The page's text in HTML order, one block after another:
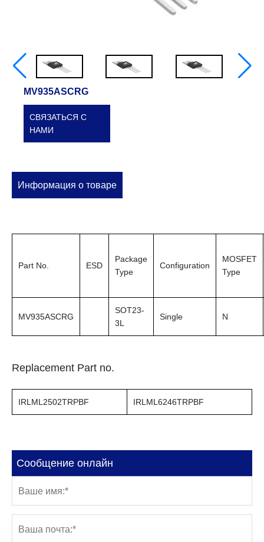
MV935ASCRG
СВЯЗАТЬСЯ С
НАМИ
Информация о товаре
Part No. ESD
Package
Type
Configuration
MOSFET
Type
MV935ASCRG
SOT23-
3L
Single N
Replacement Part no.
IRLML2502TRPBF IRLML6246TRPBF
Сообщение онлайн